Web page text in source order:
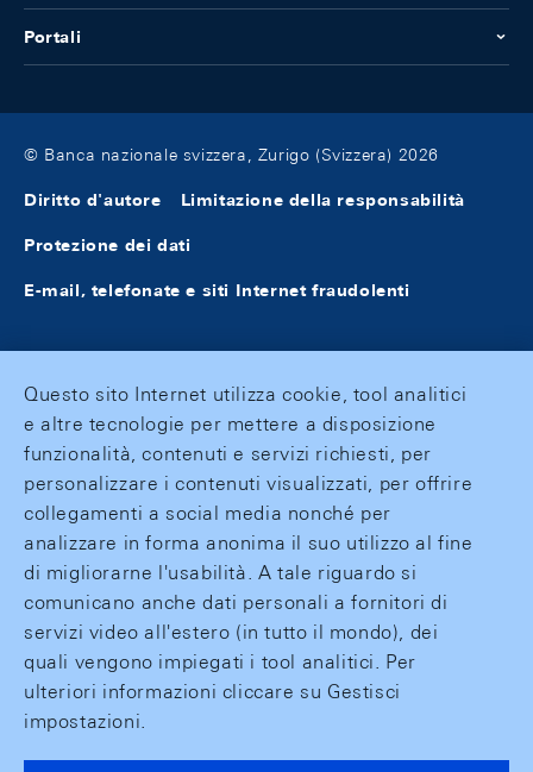
Portali
© Banca nazionale svizzera, Zurigo (Svizzera) 2026
Diritto d'autore Limitazione della responsabilità
Protezione dei dati
E-mail, telefonate e siti Internet fraudolenti
Questo sito Internet utilizza cookie, tool analitici
e altre tecnologie per mettere a disposizione
funzionalità, contenuti e servizi richiesti, per
personalizzare i contenuti visualizzati, per offrire
collegamenti a social media nonché per
analizzare in forma anonima il suo utilizzo al fine
di migliorarne l'usabilità. A tale riguardo si
comunicano anche dati personali a fornitori di
servizi video all'estero (in tutto il mondo), dei
quali vengono impiegati i tool analitici. Per
ulteriori informazioni cliccare su Gestisci
impostazioni.